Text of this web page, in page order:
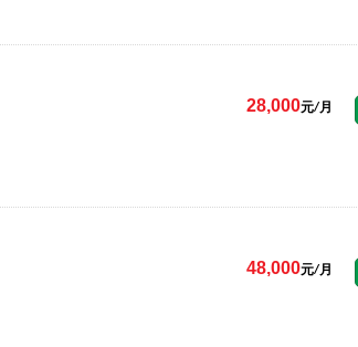
28,000元/月
48,000元/月